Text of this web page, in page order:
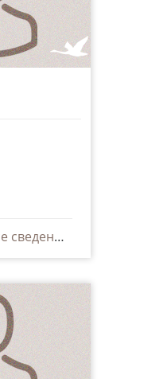
Просмотреть все сведения